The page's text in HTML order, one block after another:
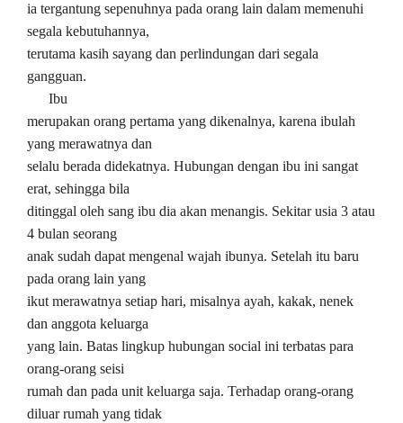
ia tergantung sepenuhnya pada orang lain dalam memenuhi
segala kebutuhannya,
terutama kasih sayang dan perlindungan dari segala
gangguan.
Ibu
merupakan orang pertama yang dikenalnya, karena ibulah
yang merawatnya dan
selalu berada didekatnya. Hubungan dengan ibu ini sangat
erat, sehingga bila
ditinggal oleh sang ibu dia akan menangis. Sekitar usia 3 atau
4 bulan seorang
anak sudah dapat mengenal wajah ibunya. Setelah itu baru
pada orang lain yang
ikut merawatnya setiap hari, misalnya ayah, kakak, nenek
dan anggota keluarga
yang lain. Batas lingkup hubungan social ini terbatas para
orang-orang seisi
rumah dan pada unit keluarga saja. Terhadap orang-orang
diluar rumah yang tidak